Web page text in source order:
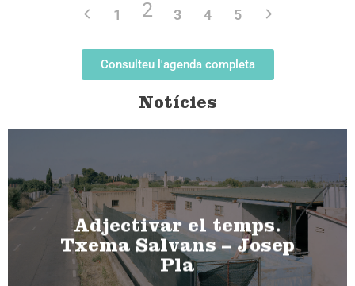
1 2 3 4 5
Consulteu l'agenda completa
Notícies
Adjectivar el temps.
Txema Salvans – Josep
Pla